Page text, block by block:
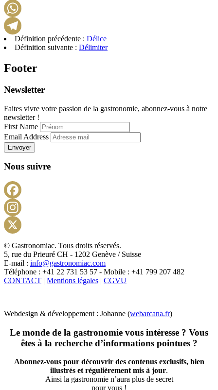
Définition précédente : Délice
Définition suivante : Délimiter
Footer
Newsletter
Faites vivre votre passion de la gastronomie, abonnez-vous à notre
newsletter !
First Name
Email Address
Envoyer
Nous suivre
X
© Gastronomiac. Tous droits réservés.
5, rue du Prieuré CH - 1202 Genève / Suisse
E-mail : info@gastronomiac.com
Téléphone : +41 22 731 53 57 - Mobile : +41 799 207 482
CONTACT | Mentions légales | CGVU
Webdesign & développement : Johanne (webarcana.fr)
Le monde de la gastronomie vous intéresse ? Vous
êtes à la recherche d’informations pointues ?
Abonnez-vous pour découvrir des contenus exclusifs, bien
illustrés et régulièrement mis à jour.
Ainsi la gastronomie n’aura plus de secret
pour vous !